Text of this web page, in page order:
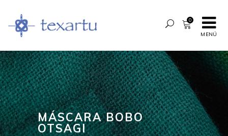
MENÚ
0
MÁSCARA BOBO
OTSAGI